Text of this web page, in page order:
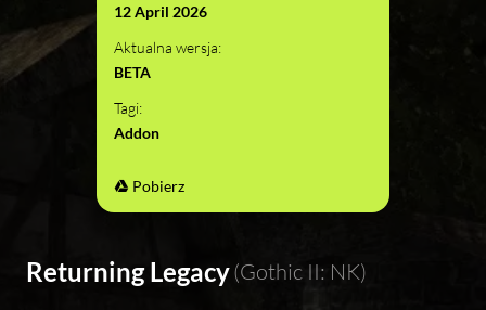
12 April 2026
Aktualna wersja:
BETA
Tagi:
Addon
Pobierz
Returning Legacy(Gothic II: NK)